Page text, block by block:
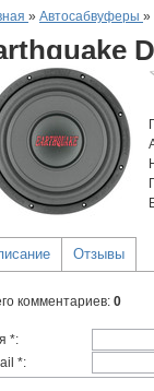
» Автосабвуферы »
Отзывы
комментариев: 0
*:
*: